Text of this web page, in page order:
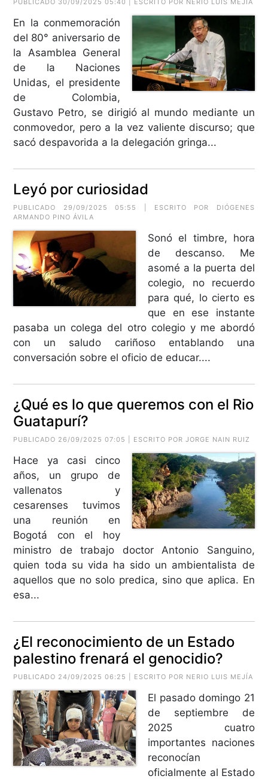
En la conmemoración
del 80° aniversario de
la Asamblea General
de la Naciones
Unidas, el presidente
de Colombia,
Gustavo Petro, se dirigió al mundo mediante un
conmovedor, pero a la vez valiente discurso; que
sacó despavorida a la delegación gringa...
Leyó por curiosidad
PUBLICADO 29/09/2025 05:55 | ESCRITO POR
DIÓGENES
ARMANDO PINO ÁVILA
Sonó el timbre, hora
de descanso. Me
asomé a la puerta del
colegio, no recuerdo
para qué, lo cierto es
que en ese instante
pasaba un colega del otro colegio y me abordó
con un saludo cariñoso entablando una
conversación sobre el oficio de educar....
¿Qué es lo que queremos con el Rio
Guatapurí?
PUBLICADO 26/09/2025 07:05 | ESCRITO PORJORGE NAIN RUIZ
Hace ya casi cinco
años, un grupo de
vallenatos y
cesarenses tuvimos
una reunión en
Bogotá con el hoy
ministro de trabajo doctor Antonio Sanguino,
quien toda su vida ha sido un ambientalista de
aquellos que no solo predica, sino que aplica. En
esa...
¿El reconocimiento de un Estado
palestino frenará el genocidio?
PUBLICADO 24/09/2025 06:25 | ESCRITO POR NERIO LUIS MEJÍA
El pasado domingo 21
de septiembre de
2025 cuatro
importantes naciones
reconocían
oficialmente al Estado